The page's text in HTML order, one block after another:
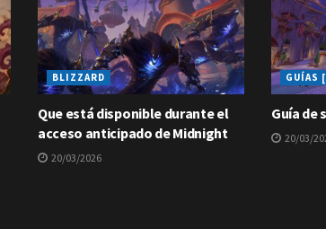
BLIZZARD
Que está disponible durante el
acceso anticipado de Midnight
20/03/2026
GUÍAS
Guía de
20/03/